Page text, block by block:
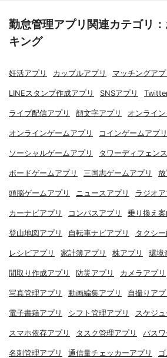
勤怠管理アプリ関連カテゴリ
キング
妊活アプリ カップルアプリ マッチングアプ
LINEスタンプ作成アプリ SNSアプリ
ライブ配信アプリ 顔文字アプリ オンライ
オンラインゲームアプリ コインゲームアプリ
ソーシャルゲームアプリ タワーディフェン
ボードゲームアプリ 三国志ゲームアプリ 放
頭脳ゲームアプリ ニュースアプリ ラジオア
カーナビアプリ コンパスアプリ 乗り換え案
登山地図アプリ 自転車ナビアプリ タクシ
レシピアプリ 家計簿アプリ 株アプリ 環境
間取り作成アプリ 防災アプリ カメラアプリ
写真管理アプリ 動画編集アプリ 自撮りアプ
電子書籍アプリ シフト管理アプリ スケジ
スマホ依存アプリ タスク管理アプリ パス
名刺管理アプリ 通信量チェッカーアプリ